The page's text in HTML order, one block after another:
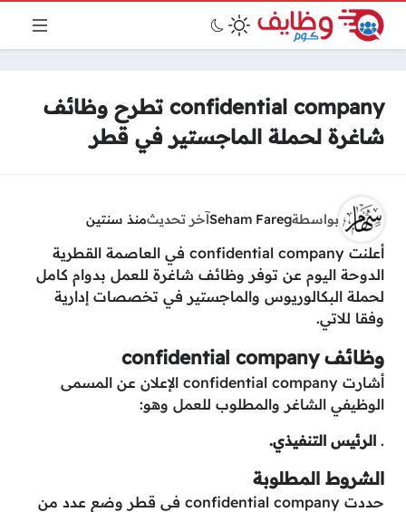
confidential company تطرح وظائف
شاغرة لحملة الماجستير في قطر
بواسطةSeham Faregآخر تحديثمنذ سنتين
أعلنت confidential company في العاصمة القطرية
الدوحة اليوم عن توفر وظائف شاغرة للعمل بدوام كامل
لحملة البكالوريوس والماجستير في تخصصات إدارية
وفقا للاتي.
وظائف confidential company
أشارت confidential company الإعلان عن المسمى
الوظيفي الشاغر والمطلوب للعمل وهو:
. الرئيس التنفيذي.
الشروط المطلوبة
حددت confidential company في قطر وضع عدد من